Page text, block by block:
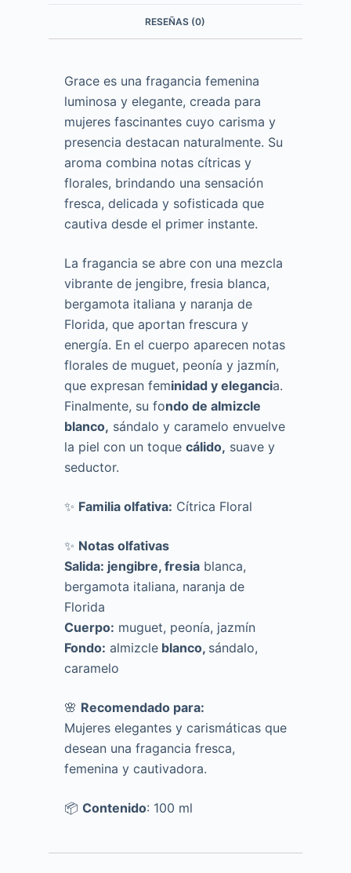
RESEÑAS (0)
Grace es una fragancia femenina
luminosa y elegante, creada para
mujeres fascinantes cuyo carisma y
presencia destacan naturalmente. Su
aroma combina notas cítricas y
florales, brindando una sensación
fresca, delicada y sofisticada que
cautiva desde el primer instante.
La fragancia se abre con una mezcla
vibrante de jengibre, fresia blanca,
bergamota italiana y naranja de
Florida, que aportan frescura y
energía. En el cuerpo aparecen notas
florales de muguet, peonía y jazmín,
que expresan feminidad y elegancia.
Finalmente, su fondo de almizcle
blanco, sándalo y caramelo envuelve
la piel con un toque cálido, suave y
seductor.
✨ Familia olfativa: Cítrica Floral
✨ Notas olfativas
Salida: jengibre, fresiablanca,
bergamota italiana, naranja de
Florida
Cuerpo: muguet, peonía, jazmín
Fondo: almizcleblanco, sándalo,
caramelo
🌸 Recomendado para:
Mujeres elegantes y carismáticas que
desean una fragancia fresca,
femenina y cautivadora.
📦 Contenido: 100 ml